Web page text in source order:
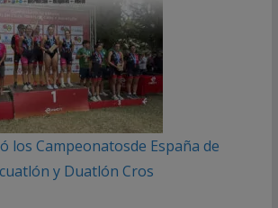
los Campeonatosde España de
y Duatlón Cros